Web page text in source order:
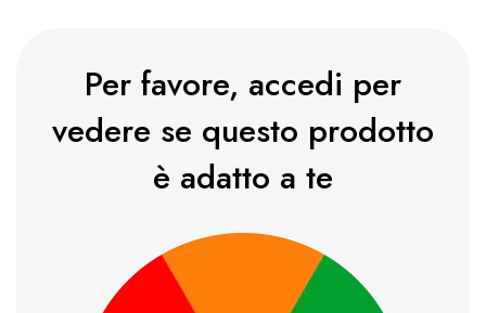
Per favore, accedi per
vedere se questo prodotto
è adatto a te